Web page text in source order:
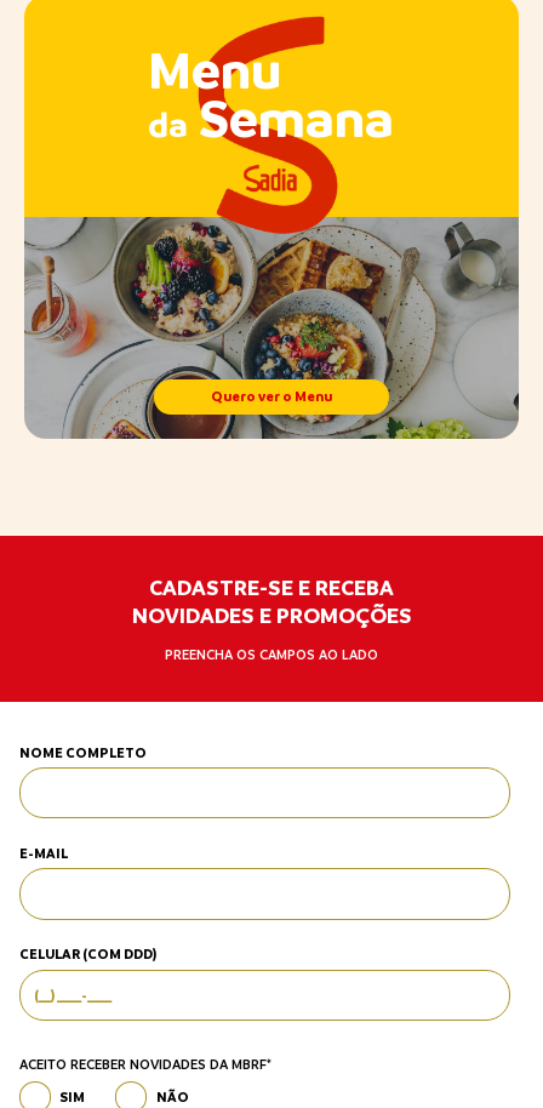
Menu
da Semana
Quero ver o Menu
CADASTRE-SE E RECEBA
NOVIDADES E PROMOÇÕES
PREENCHA OS CAMPOS AO LADO
NOME COMPLETO
E-MAIL
CELULAR (COM DDD)
ACEITO RECEBER NOVIDADES DA MBRF*
SIM NÃO